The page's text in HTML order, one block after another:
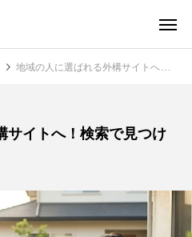
地域の人に選ばれる外構サイトへ！検索で見つけてもらうためのSEO
サイトへ！検索で見つけ